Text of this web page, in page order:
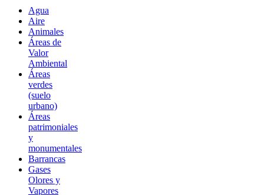
Agua
Aire
Animales
Áreas de
Valor
Ambiental
Áreas
verdes
(suelo
urbano)
Áreas
patrimoniales
y
monumentales
Barrancas
Gases
Olores y
Vapores